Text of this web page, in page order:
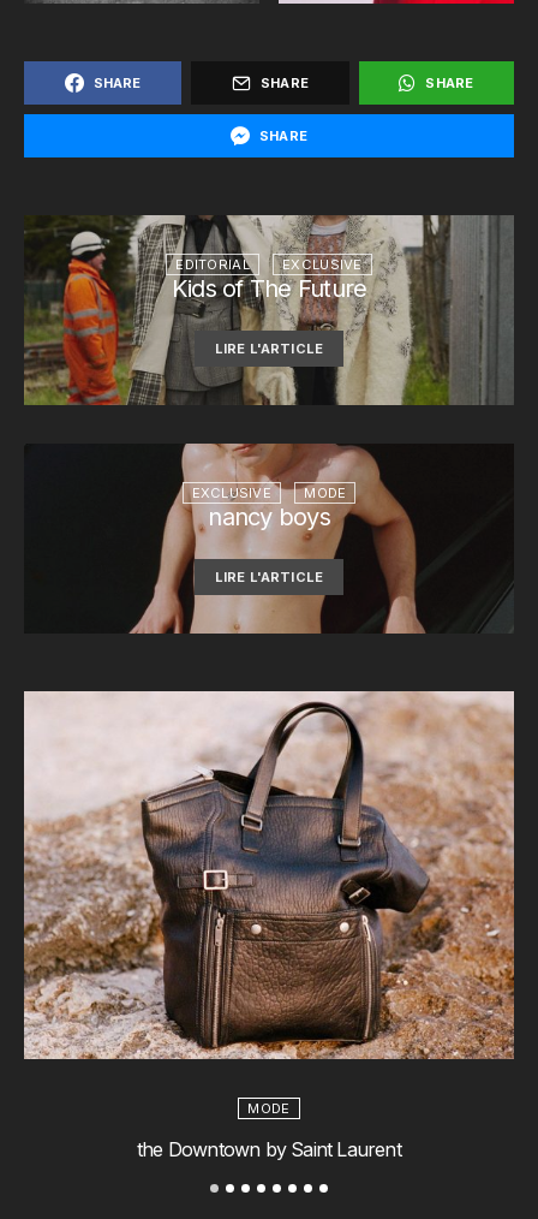
SHARE SHARE SHARE
SHARE
EDITORIAL EXCLUSIVE
Kids of The Future
LIRE L'ARTICLE
EXCLUSIVE MODE
nancy boys
LIRE L'ARTICLE
MODE
the Downtown by Saint Laurent